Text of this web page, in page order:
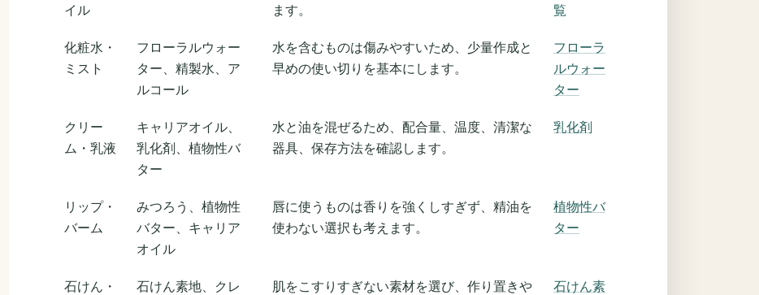
イル
ます。
覧
化粧水・
ミスト
フローラルウォー
ター、精製水、ア
ルコール
水を含むものは傷みやすいため、少量作成と
早めの使い切りを基本にします。
フローラ
ルウォー
ター
クリー
ム・乳液
キャリアオイル、
乳化剤、植物性バ
ター
水と油を混ぜるため、配合量、温度、清潔な
器具、保存方法を確認します。
乳化剤
リップ・
バーム
みつろう、植物性
バター、キャリア
オイル
唇に使うものは香りを強くしすぎず、精油を
使わない選択も考えます。
植物性バ
ター
石けん・
石けん素地、クレ
肌をこすりすぎない素材を選び、作り置きや
石けん素